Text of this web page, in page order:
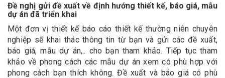
Đề nghị gửi đề xuất về định hướng thiết kế, báo giá, mẫu
dự án đã triển khai
Một đơn vị thiết kế báo cáo thiết kế thường niên chuyên
nghiệp sẽ khai thác thông tin từ bạn và gửi các đề xuất,
báo giá, mẫu dự án,.. cho bạn tham khảo. Tiếp tục tham
khảo về phong cách các mẫu dự án xem có phù hợp với
phong cách bạn thích không. Đề xuất và báo giá có phù